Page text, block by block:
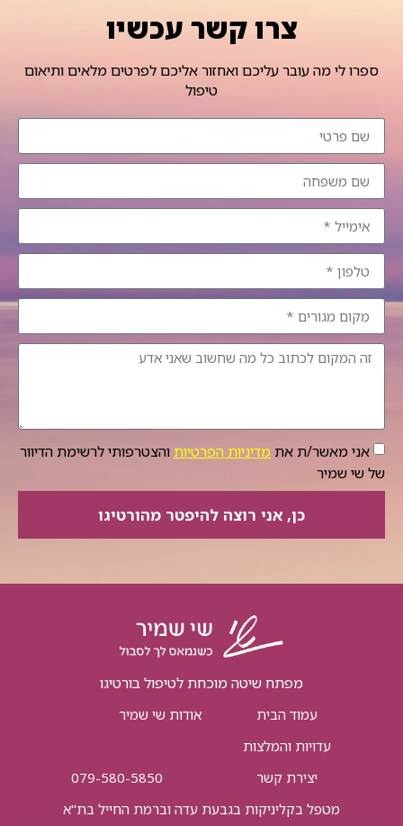
צרו קשר עכשיו
ספרו לי מה עובר עליכם ואחזור אליכם לפרטים מלאים ותיאום
טיפול
אני מאשר/ת את מדיניות הפרטיות והצטרפותי לרשימת הדיוור
של שי שמיר
כן, אני רוצה להיפטר מהורטיגו
מפתח שיטה מוכחת לטיפול בורטיגו
עמוד הבית
אודות שי שמיר
עדויות והמלצות
יצירת קשר
079-580-5850
מטפל בקליניקות בגבעת עדה וברמת החייל בת"א